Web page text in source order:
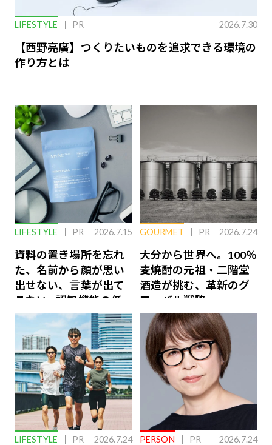
LIFESTYLE PR 2026.7.30
【西野亮廣】つくりたいものを追求できる環境の
作り方とは
LIFESTYLE PR 2026.7.15
資料の置き場所を忘れ
た、名前から顔が思い
出せない、言葉が出て
こない…認知機能の低
下を救う、脳のインナ
ーケアとは
GOURMET PR 2026.7.24
大分から世界へ。100％
麦焼酎の元祖・二階堂
酒造が挑む、革新のグ
ローバル戦略
LIFESTYLE PR 2026.7.24 PERSON PR 2026.7.24